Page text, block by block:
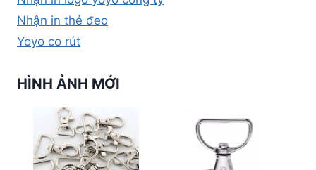
Nhận in thẻ đeo
Yoyo co rút
HÌNH ẢNH MỚI